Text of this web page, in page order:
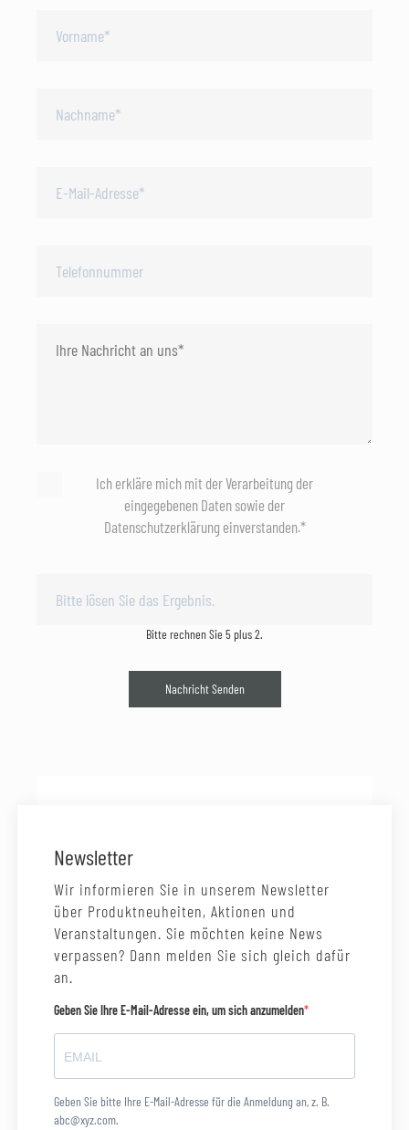
Ich erkläre mich mit der Verarbeitung der
eingegebenen Daten sowie der
Datenschutzerklärung einverstanden.*
Bitte rechnen Sie 5 plus 2.
Nachricht Senden
Newsletter
Wir informieren Sie in unserem Newsletter
über Produktneuheiten, Aktionen und
Veranstaltungen. Sie möchten keine News
verpassen? Dann melden Sie sich gleich dafür
an.
Geben Sie Ihre E-Mail-Adresse ein, um sich anzumelden
Geben Sie bitte Ihre E-Mail-Adresse für die Anmeldung an, z. B.
abc@xyz.com.